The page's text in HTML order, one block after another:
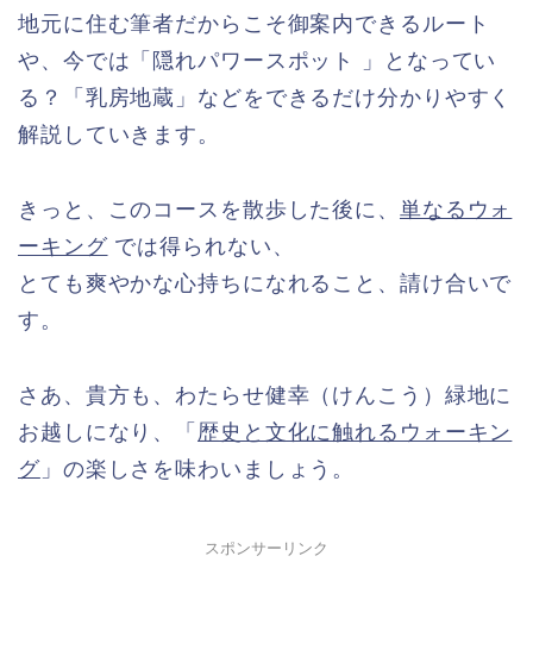
地元に住む筆者だからこそ御案内できるルート
や、今では「隠れパワースポット 」となってい
る？「乳房地蔵」などをできるだけ分かりやすく
解説していきます。
きっと、このコースを散歩した後に、 単なるウォ
ーキングでは得られない、
とても爽やかな心持ちになれること、請け合いで
す。
さあ、貴方も、わたらせ健幸（けんこう）緑地に
お越しになり、「 歴史と文化に触れるウォーキン
グ」の楽しさを味わいましょう。
スポンサーリンク